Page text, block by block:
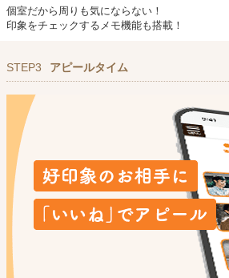
個室だから周りも気にならない！
印象をチェックするメモ機能も搭載！
STEP3 アピールタイム